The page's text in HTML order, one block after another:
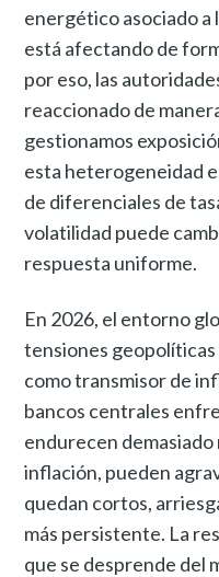
energético asociado a
está afectando de
por eso, las
reaccionado de
gestionamos
esta heterogeneidad
de diferenciales de
volatilidad puede
respuesta uniforme.
En 2026, el entorno
tensiones
como transmisor de
bancos centrales
endurecen
inflación, pueden
quedan cortos,
más persistente. La
que se desprende del